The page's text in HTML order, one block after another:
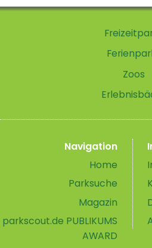
Zoos
Navigation
Home
Parksuche
Magazin
parkscout.de PUBLIKUMS
AWARD